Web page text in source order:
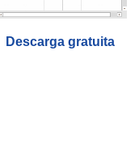
Descarga gratuita